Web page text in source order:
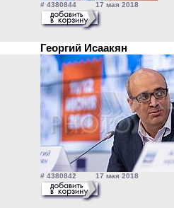
# 4380844 17 мая 2018
Георгий Исаакян
# 4380842 17 мая 2018